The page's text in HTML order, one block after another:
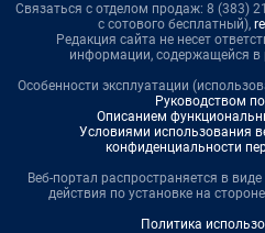
Связаться с отделом продаж: 8 (383)
с сотового бесплатный),
Редакция сайта не несет
информации, содержащейся в
Особенности эксплуатации
Руководством
Описанием
Условиями использования
конфиденциальности
Веб-портал распространяется в
действия по установке на
Политика